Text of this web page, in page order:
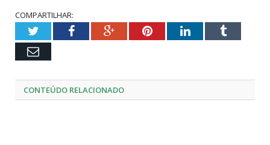
COMPARTILHAR:
TwitterFacebookGoogle+PinterestLinkedInTumblr
Email
CONTEÚDO RELACIONADO